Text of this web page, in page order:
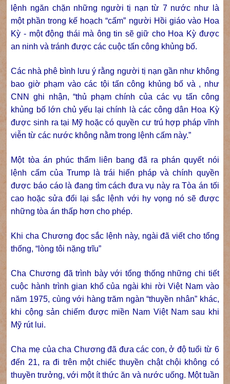
lệnh ngăn chặn những người tị nạn từ 7 nước như là
một phần trong kế hoạch “cấm” người Hồi giáo vào Hoa
Kỳ - một động thái mà ông tin sẽ giữ cho Hoa Kỳ được
an ninh và tránh được các cuộc tấn công khủng bố.
Các nhà phê bình lưu ý rằng người tị nạn gần như không
bao giờ phạm vào các tội tấn công khủng bố và , như
CNN ghi nhận, “thủ phạm chính của các vụ tấn công
khủng bố lớn chủ yếu lại chính là các công dân Hoa Kỳ
được sinh ra tại Mỹ hoặc có quyền cư trú hợp pháp vĩnh
viễn từ các nước không nằm trong lệnh cấm này.”
Một tòa án phúc thẩm liên bang đã ra phán quyết nói
lệnh cấm của Trump là trái hiến pháp và chính quyền
được báo cáo là đang tìm cách đưa vụ này ra Tòa án tối
cao hoặc sửa đổi lại sắc lệnh với hy vọng nó sẽ được
những tòa án thấp hơn cho phép.
Khi cha Chương đọc sắc lệnh này, ngài đã viết cho tổng
thống, “lòng tôi nặng trĩu”
Cha Chương đã trình bày với tổng thống những chi tiết
cuộc hành trình gian khổ của ngài khi rời Việt Nam vào
năm 1975, cùng với hàng trăm ngàn “thuyền nhân” khác,
khi cộng sản chiếm được miền Nam Việt Nam sau khi
Mỹ rút lui.
Cha mẹ của cha Chương đã đưa các con, ở độ tuổi từ 6
đến 21, ra đi trên một chiếc thuyền chật chội không có
thuyền trưởng, với một ít thức ăn và nước uống. Một tuần